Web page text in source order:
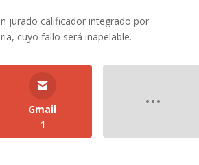
jurado calificador integrado por
cuyo fallo será inapelable.
Gmail
1